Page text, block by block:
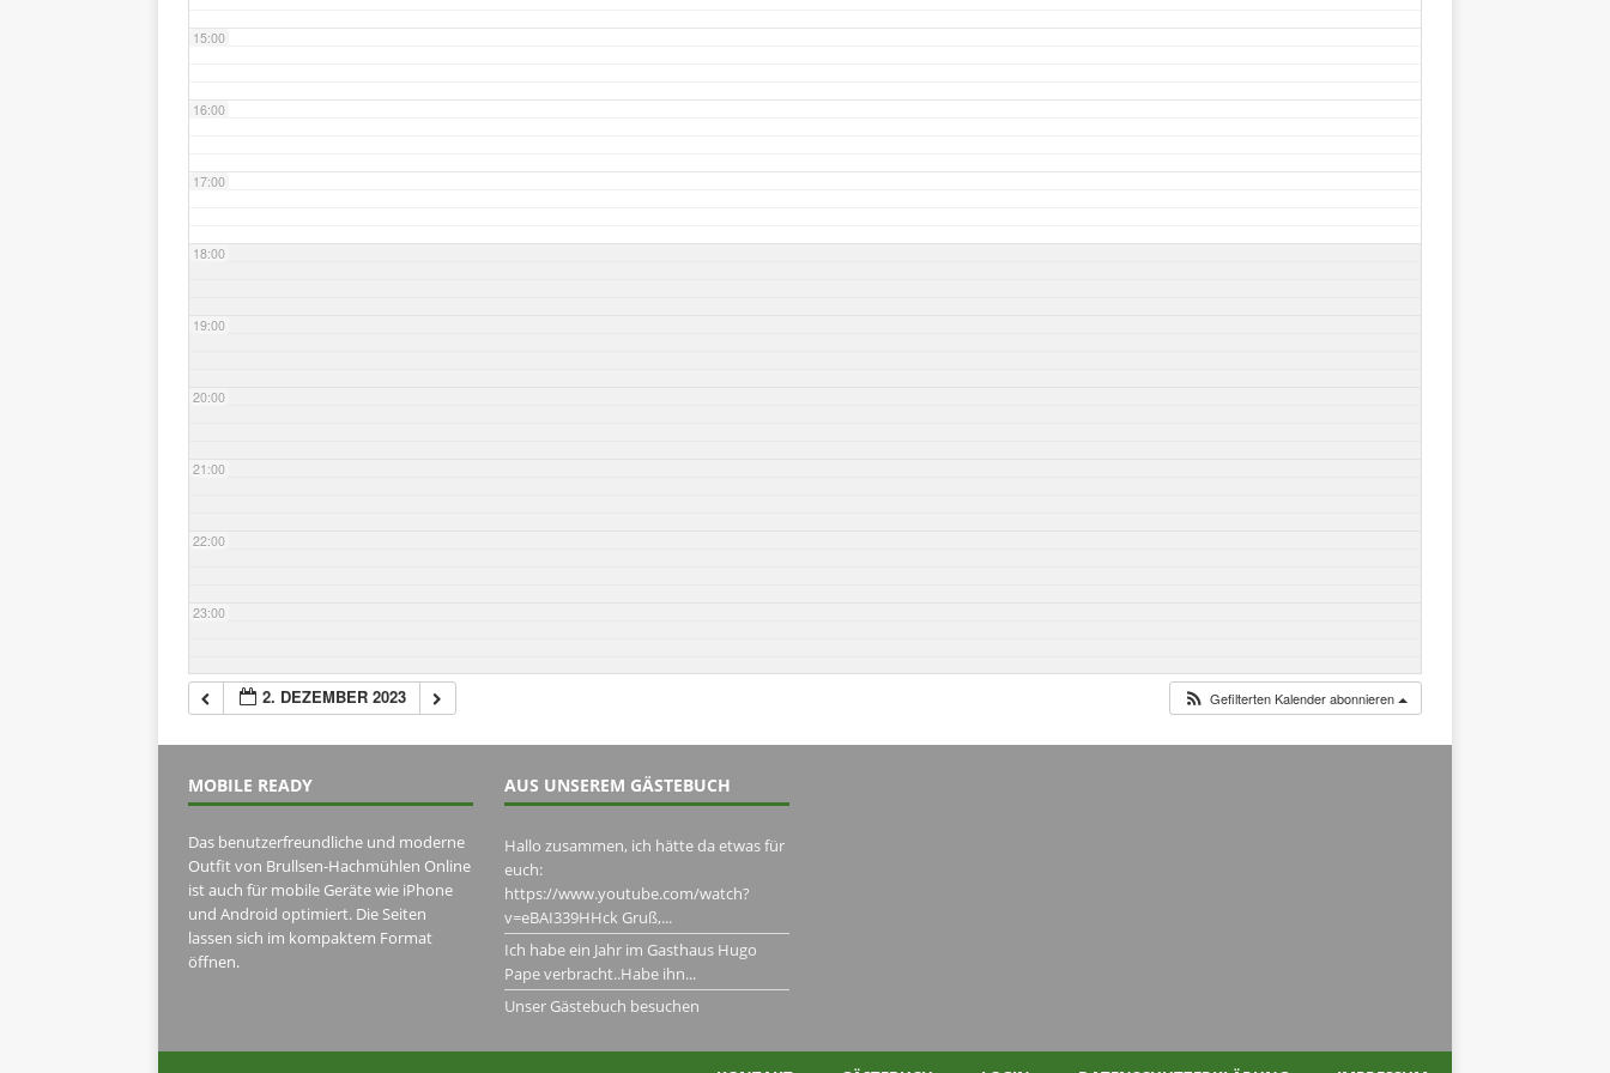
15:00
16:00
17:00
18:00
19:00
20:00
21:00
22:00
23:00
2. DEZEMBER 2023 Gefilterten Kalender abonnieren
MOBILE READY
Das benutzerfreundliche und moderne
Outfit von Brullsen-Hachmühlen Online
ist auch für mobile Geräte wie iPhone
und Android optimiert. Die Seiten
lassen sich im kompaktem Format
öffnen.
AUS UNSEREM GÄSTEBUCH
Hallo zusammen, ich hätte da etwas für
euch:
https://www.youtube.com/watch?
v=eBAI339HHck Gruß,...
Ich habe ein Jahr im Gasthaus Hugo
Pape verbracht..Habe ihn...
Unser Gästebuch besuchen